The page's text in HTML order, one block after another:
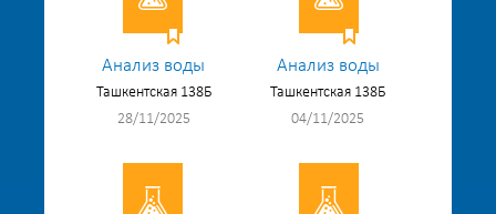
Анализ воды
Ташкентская 138Б
28/11/2025
Анализ воды
Ташкентская 138Б
04/11/2025